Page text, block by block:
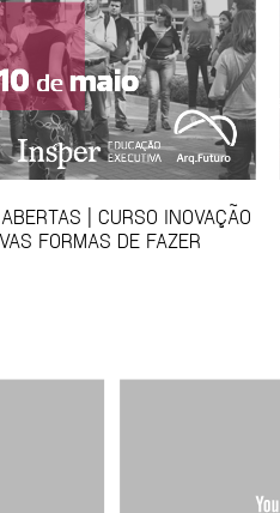
| CURSO INOVAÇÃO
FORMAS DE FAZER